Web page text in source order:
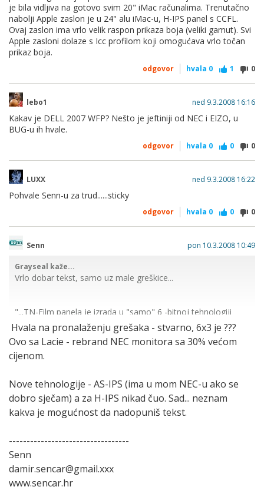
je bila vidljiva na gotovo svim 20" iMac računalima. Trenutačno
nabolji Apple zaslon je u 24" alu iMac-u, H-IPS panel s CCFL.
Ovaj zaslon ima vrlo velik raspon prikaza boja (veliki gamut). Svi
Apple zasloni dolaze s Icc profilom koji omogućava vrlo točan
prikaz boja.
odgovor hvala 0 1 0
lebo1 ned 9.3.2008 16:16
Kakav je DELL 2007 WFP? Nešto je jeftiniji od NEC i EIZO, u
BUG-u ih hvale.
odgovor hvala 0 0 0
LUXX ned 9.3.2008 16:22
Pohvale Senn-u za trud......sticky
odgovor hvala 0 0 0
Senn pon 10.3.2008 10:49
Grayseal kaže...
Vrlo dobar tekst, samo uz male greškice...
"...TN-Film panela je izrada u "samo" 6 -bitnoj tehnologiji
(svaka od RGB boja prikazuje se samo u 6 bita), tj. sve tri
boje su prikazane "samo u 24 bita (RGB,6x3=24)...
??
"...ni do koljena pravim pro monitorima - EIZO,Lacie... itd"
Slažem se za Eizo, ali umjesto Lacie ubaci NEC jer Lacie
ionako ne proizvodi monitore već ljepi naljepnice s svojim
Nažalost u tekstu nedostaje riječ - dvije o AS-IPS i H-IPS
tehnologijama, posebice vrhunskoj H-IPS koja se ugrađuje u
zadnje 24" iMac-ove te NEC-ov 2690.
Hvala na pronalaženju grešaka - stvarno, 6x3 je ???
Ovo sa Lacie - rebrand NEC monitora sa 30% većom
cijenom.
Nove tehnologije - AS-IPS (ima u mom NEC-u ako se
dobro sječam) a za H-IPS nikad čuo. Sad... neznam
kakva je mogućnost da nadopuniš tekst.
----------------------------------
Senn
damir.sencar@gmail.xxx
www.sencar.hr